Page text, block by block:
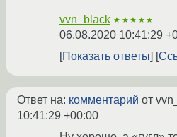
vvn_black ★★★★★
06.08.2020 10:41:29
Показать ответы
Ответ на: комментарий от
10:41:29 +00:00